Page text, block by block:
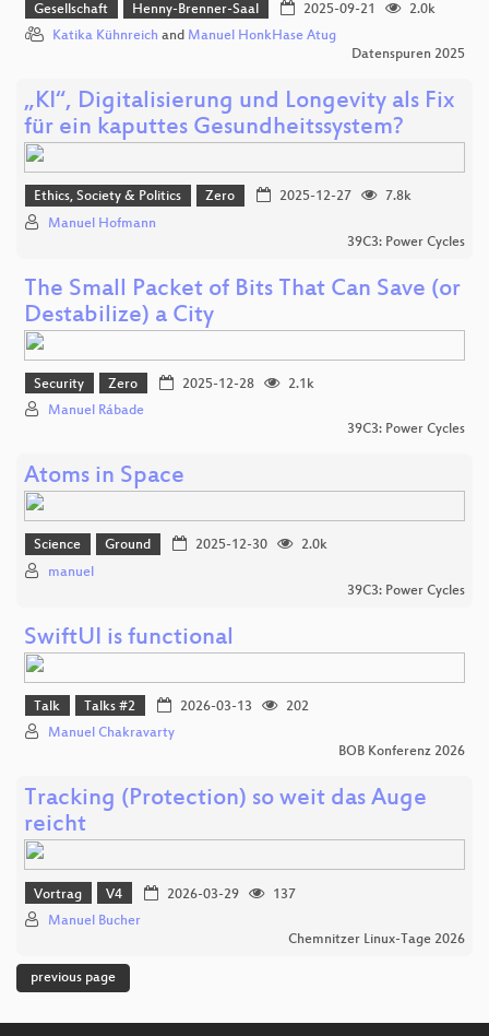
Gesellschaft Henny-Brenner-Saal 2025-09-21
2.0k
Katika Kühnreich and Manuel HonkHase Atug
Datenspuren 2025
„KI“, Digitalisierung und Longevity als Fix
für ein kaputtes Gesundheitssystem?
Ethics, Society & Politics Zero 2025-12-27
7.8k
Manuel Hofmann
39C3: Power Cycles
The Small Packet of Bits That Can Save (or
Destabilize) a City
Security Zero 2025-12-28
2.1k
Manuel Rábade
39C3: Power Cycles
Atoms in Space
Science Ground 2025-12-30
2.0k
manuel
39C3: Power Cycles
SwiftUI is functional
Talk Talks #2 2026-03-13
202
Manuel Chakravarty
BOB Konferenz 2026
Tracking (Protection) so weit das Auge
reicht
Vortrag V4 2026-03-29
137
Manuel Bucher
Chemnitzer Linux-Tage 2026
previous page